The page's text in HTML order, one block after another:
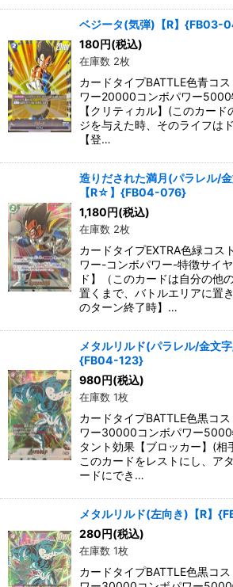
ベジータ(気弾)【R】{FB03-
180 円(税込)
在庫数 2枚
カードタイプBATTLE色青コ
ワー20000コンボパワー5000
【クリティカル】(このカー
ジを与えた時、そのライフは
【登…
造りだされた満月(パラレル/
【R☆】{FB04-076}
1,180 円(税込)
在庫数 2枚
カードタイプEXTRA色緑コス
ワー-コンボパワー-特徴サイ
ド】（このカードは自分の他
置くまで、バトルエリアに置
のターン終了時】…
メタルリルド(パラレル/金文
{FB04-123}
980 円(税込)
在庫数 1枚
カードタイプBATTLE色黒コ
ワー30000コンボパワー5000
タント効果【ブロッカー】(相
このカードをレストにし、ア
ードにでき…
メタルリルド(左向き)【R】
280 円(税込)
在庫数 1枚
カードタイプBATTLE色黒コ